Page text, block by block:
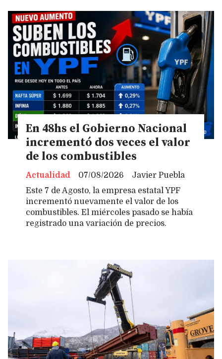
En 48hs el Gobierno Nacional
incrementó dos veces el valor
de los combustibles
Javier Puebla
Actualidad
07/08/2026
Este 7 de Agosto, la empresa estatal YPF
incrementó nuevamente el valor de los
combustibles. El miércoles pasado se había
registrado una variación de precios.